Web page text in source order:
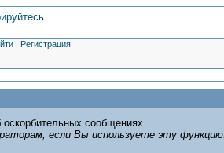
.
| Регистрация
сообщениях.
если Вы используете эту функцию.